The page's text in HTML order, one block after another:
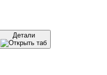
Детали